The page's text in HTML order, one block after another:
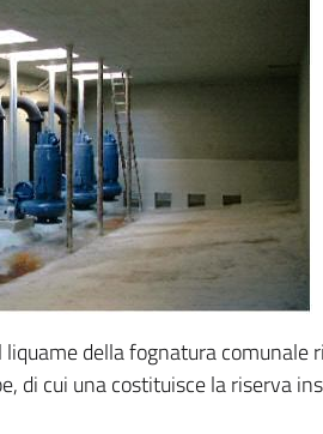
della fognatura
cui una costituisce la riserva